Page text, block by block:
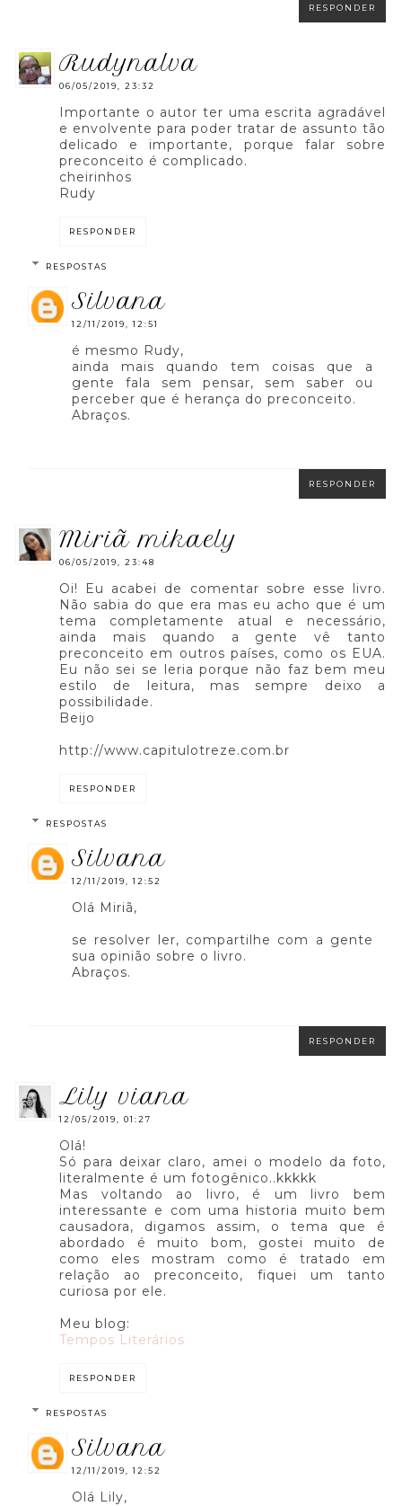
RESPONDER
rudynalva
06/05/2019, 23:32
Importante o autor ter uma escrita agradável
e envolvente para poder tratar de assunto tão
delicado e importante, porque falar sobre
preconceito é complicado.
cheirinhos
Rudy
RESPONDER
RESPOSTAS
silvana
12/11/2019, 12:51
é mesmo Rudy,
ainda mais quando tem coisas que a
gente fala sem pensar, sem saber ou
perceber que é herança do preconceito.
Abraços.
RESPONDER
miriã mikaely
06/05/2019, 23:48
Oi! Eu acabei de comentar sobre esse livro.
Não sabia do que era mas eu acho que é um
tema completamente atual e necessário,
ainda mais quando a gente vê tanto
preconceito em outros países, como os EUA.
Eu não sei se leria porque não faz bem meu
estilo de leitura, mas sempre deixo a
possibilidade.
Beijo
http://www.capitulotreze.com.br
RESPONDER
RESPOSTAS
silvana
12/11/2019, 12:52
Olá Miriã,
se resolver ler, compartilhe com a gente
sua opinião sobre o livro.
Abraços.
RESPONDER
lily viana
12/05/2019, 01:27
Olá!
Só para deixar claro, amei o modelo da foto,
literalmente é um fotogênico..kkkkk
Mas voltando ao livro, é um livro bem
interessante e com uma historia muito bem
causadora, digamos assim, o tema que é
abordado é muito bom, gostei muito de
como eles mostram como é tratado em
relação ao preconceito, fiquei um tanto
curiosa por ele.
Meu blog:
Tempos Literários
RESPONDER
RESPOSTAS
silvana
12/11/2019, 12:52
Olá Lily,